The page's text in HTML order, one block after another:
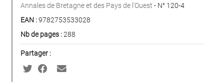
Annales de Bretagne et des Pays de l'Ouest - N° 120-4
EAN :9782753533028
Nb de pages :288
Partager :